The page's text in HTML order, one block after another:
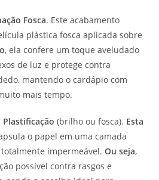
Fosca. Este acabamento
plástica fosca aplicada sobre
, ela confere um toque aveludado
de luz e protege contra
mantendo o cardápio com
mais tempo.
Plastificação (brilho ou fosca). Esta
o papel em uma camada
totalmente impermeável.Ou seja,
possível contra rasgos e